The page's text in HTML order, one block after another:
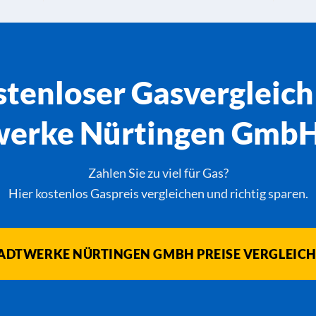
Nürtingen
Zahlen Sie zu viel für Gas?
Hier kostenlos Gaspreis vergleichen und richtig sparen.
NÜRTINGEN GMBH PREISE